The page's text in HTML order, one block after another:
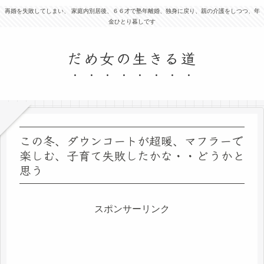
再婚を失敗してしまい、 家庭内別居後、６６才で塾年離婚、独身に戻り、親の介護をしつつ、年
金ひとり暮しです
だめ女の生きる道
この冬、ダウンコートが超暖、マフラーで
楽しむ、子育て失敗したかな・・どうかと
思う
スポンサーリンク